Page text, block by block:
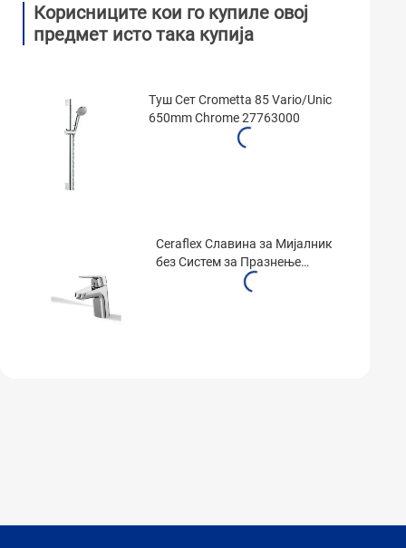
Корисниците кои го купиле овој
предмет исто така купија
Туш Сет Crometta 85 Vario/Unic
650mm Chrome 27763000
Ceraflex Славина за Мијалник
без Систем за Празнење